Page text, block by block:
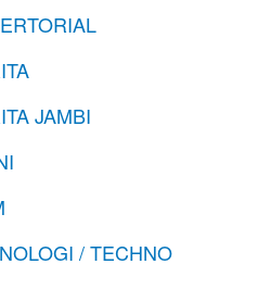
JAMBI
/ TECHNO